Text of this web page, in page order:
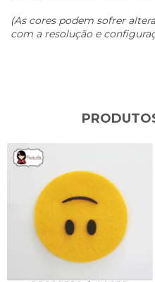
(As cores podem sofrer
com a resolução e